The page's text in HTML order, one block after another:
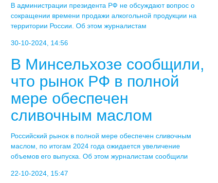
В администрации президента РФ не обсуждают вопрос о
сокращении времени продажи алкогольной продукции на
территории России. Об этом журналистам
30-10-2024, 14:56
В Минсельхозе сообщили,
что рынок РФ в полной
мере обеспечен
сливочным маслом
Российский рынок в полной мере обеспечен сливочным
маслом, по итогам 2024 года ожидается увеличение
объемов его выпуска. Об этом журналистам сообщили
22-10-2024, 15:47